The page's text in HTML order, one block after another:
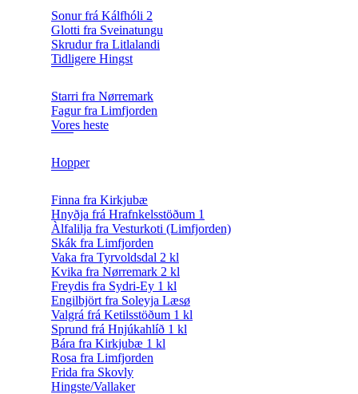
Sonur frá Kálfhóli 2
Glotti fra Sveinatungu
Skrudur fra Litlalandi
Tidligere Hingst
Starri fra Nørremark
Fagur fra Limfjorden
Vores heste
Hopper
Finna fra Kirkjubæ
Hnyðja frá Hrafnkelsstöðum 1
Àlfalilja fra Vesturkoti (Limfjorden)
Skák fra Limfjorden
Vaka fra Tyrvoldsdal 2 kl
Kvika fra Nørremark 2 kl
Freydis fra Sydri-Ey 1 kl
Engilbjört fra Soleyja Læsø
Valgrá frá Ketilsstöðum 1 kl
Sprund frá Hnjúkahlíð 1 kl
Bára fra Kirkjubæ 1 kl
Rosa fra Limfjorden
Frida fra Skovly
Hingste/Vallaker